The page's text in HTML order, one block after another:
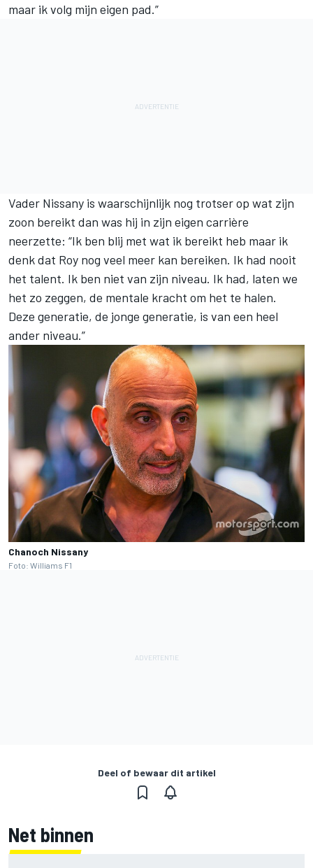
maar ik volg mijn eigen pad.”
Vader Nissany is waarschijnlijk nog trotser op wat zijn
zoon bereikt dan was hij in zijn eigen carrière
neerzette: “Ik ben blij met wat ik bereikt heb maar ik
denk dat Roy nog veel meer kan bereiken. Ik had nooit
het talent. Ik ben niet van zijn niveau. Ik had, laten we
het zo zeggen, de mentale kracht om het te halen.
Deze generatie, de jonge generatie, is van een heel
ander niveau.”
Chanoch Nissany
Foto: Williams F1
Deel of bewaar dit artikel
Net binnen